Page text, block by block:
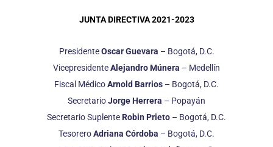
JUNTA DIRECTIVA 2021-2023
PresidenteOscar Guevara – Bogotá, D.C.
VicepresidenteAlejandro Múnera – Medellín
Fiscal MédicoArnold Barrios – Bogotá, D.C.
SecretarioJorge Herrera – Popayán
Secretario Suplente Robin Prieto – Bogotá, D.C.
TesoreroAdriana Córdoba – Bogotá, D.C.